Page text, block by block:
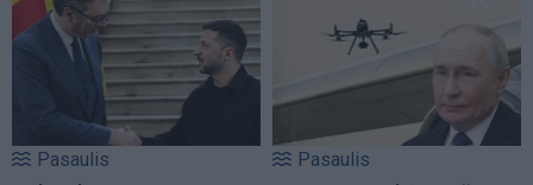
Pasaulis Pasaulis